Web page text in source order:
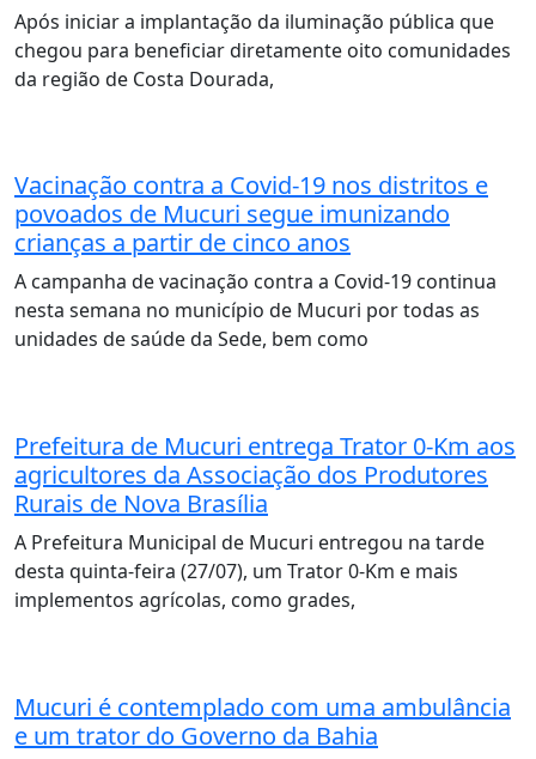
Após iniciar a implantação da iluminação pública que
chegou para beneficiar diretamente oito comunidades
da região de Costa Dourada,
Vacinação contra a Covid-19 nos distritos e
povoados de Mucuri segue imunizando
crianças a partir de cinco anos
A campanha de vacinação contra a Covid-19 continua
nesta semana no município de Mucuri por todas as
unidades de saúde da Sede, bem como
Prefeitura de Mucuri entrega Trator 0-Km aos
agricultores da Associação dos Produtores
Rurais de Nova Brasília
A Prefeitura Municipal de Mucuri entregou na tarde
desta quinta-feira (27/07), um Trator 0-Km e mais
implementos agrícolas, como grades,
Mucuri é contemplado com uma ambulância
e um trator do Governo da Bahia